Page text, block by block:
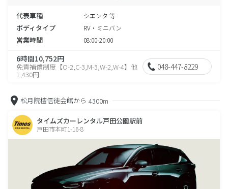
代表車種 シエンタ 等
ボディタイプ RV・ミニバン
営業時間 08:00-20:00
6時間10,752円
免責補償制度【O-2,C-3,M-3,W-2,W-4】他
1,430円
048-447-8229
松月院檀信徒会館から 4300m
タイムズカーレンタル戸田公園駅前
戸田市本町1-16-8